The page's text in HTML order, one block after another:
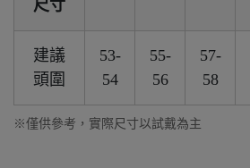
尺寸
建議
頭圍
53-
54
55-
56
57-
58
※僅供參考，實際尺寸以試戴為主